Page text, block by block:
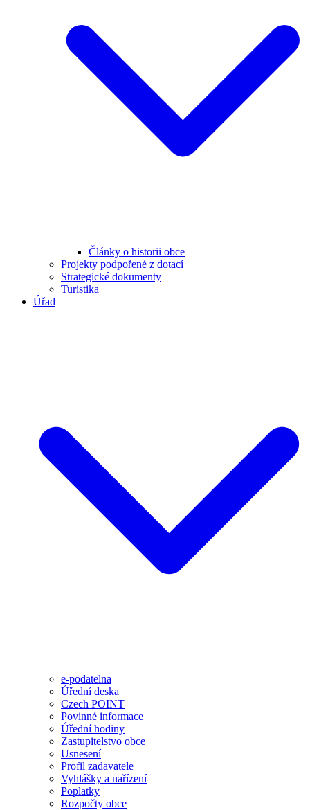
Články o historii obce
Projekty podpořené z dotací
Strategické dokumenty
Turistika
Úřad
e-podatelna
Úřední deska
Czech POINT
Povinné informace
Úřední hodiny
Zastupitelstvo obce
Usnesení
Profil zadavatele
Vyhlášky a nařízení
Poplatky
Rozpočty obce